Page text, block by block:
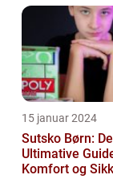
kreativitet,
15 januar 2024
Sutsko Børn:
Ultimative
Komfort og